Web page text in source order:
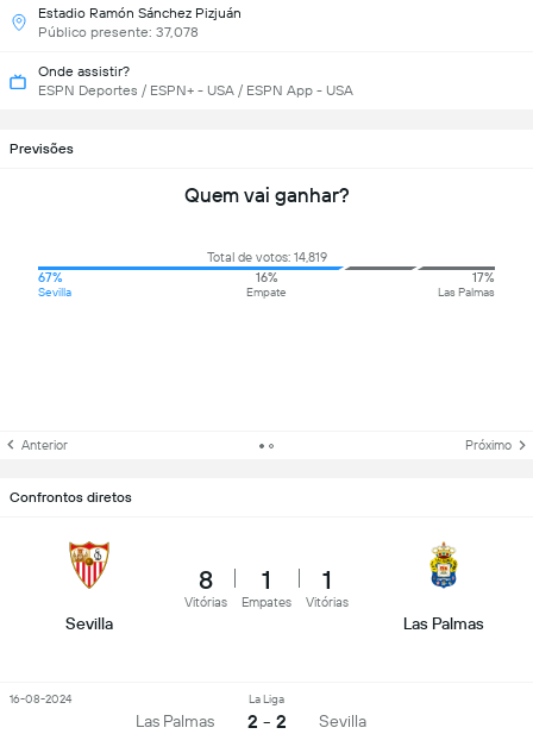
Estadio Ramón Sánchez Pizjuán
Público presente: 37,078
Onde assistir?
ESPN Deportes / ESPN+ - USA / ESPN App - USA
Previsões
Quem vai ganhar?
Total de votos: 14,819
67%
Sevilla
16%
Empate
17%
Las Palmas
Anterior Próximo
Confrontos diretos
Sevilla
8
Vitórias
1
Empates
1
Vitórias
Las Palmas
Las Palmas
La Liga
2 - 2 Sevilla
16-08-2024